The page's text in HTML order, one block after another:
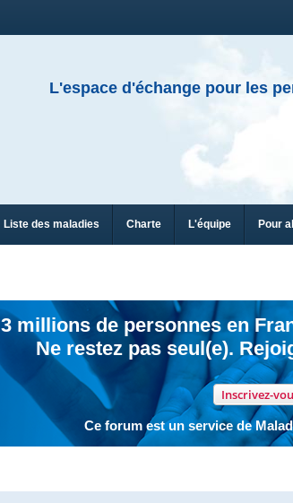
L'espace d'échange pour les
Liste des maladies Charte L'équipe Pour
3 millions de personnes en
Ne restez pas seul(e).
Inscrivez-
Ce forum est un service de